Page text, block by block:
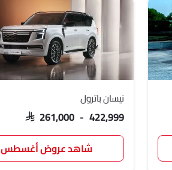
سوإست
آي كور إم هيرو
نيسان باترول
SAR 261,000 - 422,999
شاهد عروض أغسطس